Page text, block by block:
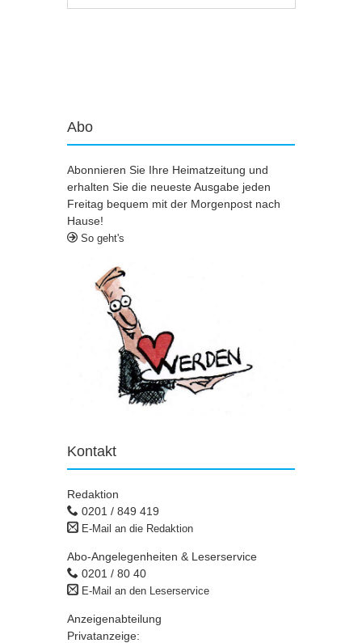
Abo
Abonnieren Sie Ihre Heimatzeitung und
erhalten Sie die neueste Ausgabe jeden
Freitag bequem mit der Morgenpost nach
Hause!
So geht's
Kontakt
Redaktion
0201 / 849 419
E-Mail an die Redaktion
Abo-Angelegenheiten & Leserservice
0201 / 80 40
E-Mail an den Leserservice
Anzeigenabteilung
Privatanzeige: